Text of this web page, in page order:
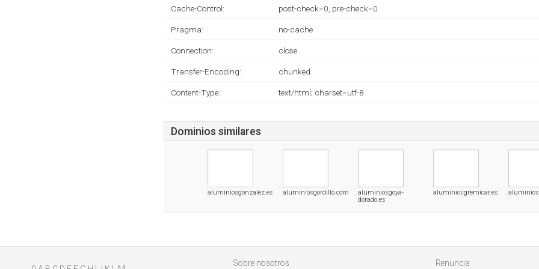
Cache-Control: post-check=0, pre-check=0
Pragma: no-cache
Connection: close
Transfer-Encoding: chunked
Content-Type: text/html; charset=utf-8
Dominios similares
aluminiosgonzalez.es aluminiosgordillo.com
aluminiosgoya-
dorado.es
aluminiosgremicar.es
Sobre nosotros Renuncia